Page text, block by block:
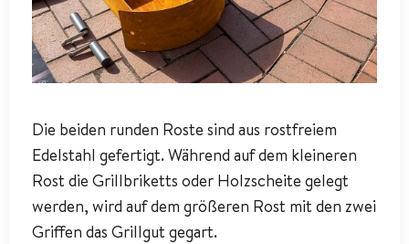
Die beiden runden Roste sind aus rostfreiem
Edelstahl gefertigt. Während auf dem kleineren
Rost die Grillbriketts oder Holzscheite gelegt
werden, wird auf dem größeren Rost mit den zwei
Griffen das Grillgut gegart.